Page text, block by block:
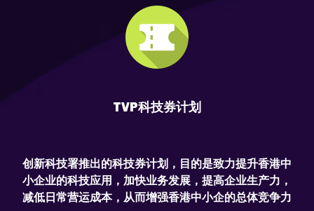
TVP科技券计划
创新科技署推出的科技券计划，目的是致力提升香港中
小企业的科技应用，加快业务发展，提高企业生产力，
减低日常营运成本，从而增强香港中小企的总体竞争力